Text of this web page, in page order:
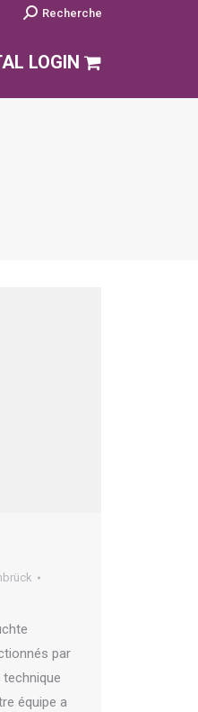
Search:Recherche
LOGIN
par
équipe a